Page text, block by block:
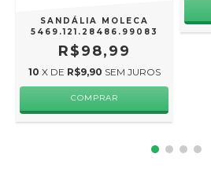
SANDÁLIA MOLECA
5469.121.28486.99083
R$98,99
10 X DE R$9,90 SEM JUROS
COMPRAR